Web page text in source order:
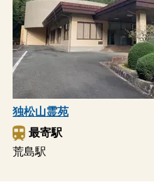
独松山霊苑
最寄駅
荒島駅